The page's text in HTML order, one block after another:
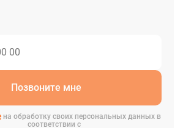
Позвоните мне
на обработку своих персональных данных в
соответствии с